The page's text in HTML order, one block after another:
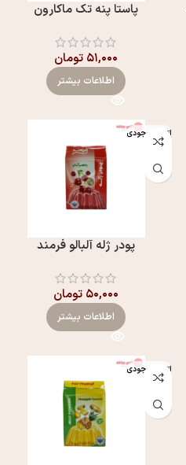
پاستا پنه تک ماکارون
۵۱,۰۰۰ تومان
اطلاعات بیشتر
اتمام موجودی
پودر ژله آلبالو فرمند
۵۰,۰۰۰ تومان
اطلاعات بیشتر
اتمام موجودی